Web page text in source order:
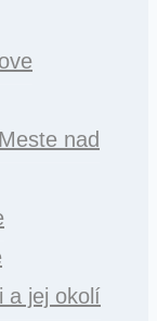
nad
a jej okolí